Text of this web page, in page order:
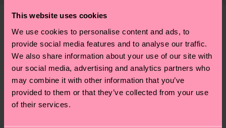
This website uses cookies
We use cookies to personalise content and ads, to
provide social media features and to analyse our traffic.
We also share information about your use of our site with
our social media, advertising and analytics partners who
may combine it with other information that you’ve
provided to them or that they’ve collected from your use
of their services.
ENCORE ! Pour plus d'informations, ainsi que des
conseils et astuces, rendez-vous sur notre page
Développement durable.
d'une estimation et que le délai de livraison exact
Vous avez des questions sur les retours ? Visitez
notre pageRetourpour trouver les réponses aux
questions les plus fréquemment posées.
Nous pensons que vous aimerezModèles similaires
Idée de cadeau